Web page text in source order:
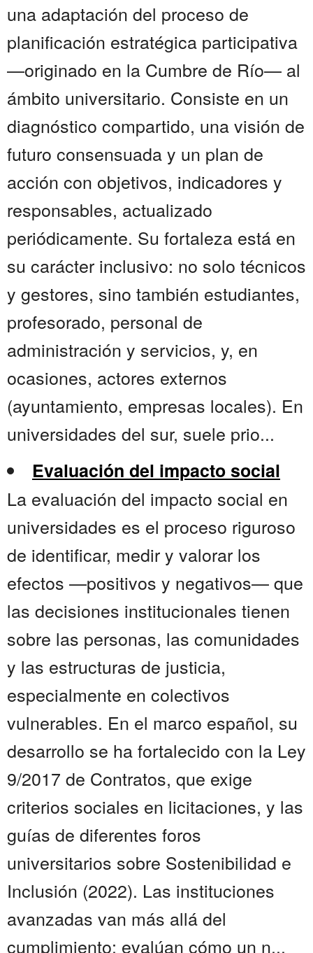
una adaptación del proceso de
planificación estratégica participativa
—originado en la Cumbre de Río— al
ámbito universitario. Consiste en un
diagnóstico compartido, una visión de
futuro consensuada y un plan de
acción con objetivos, indicadores y
responsables, actualizado
periódicamente. Su fortaleza está en
su carácter inclusivo: no solo técnicos
y gestores, sino también estudiantes,
profesorado, personal de
administración y servicios, y, en
ocasiones, actores externos
(ayuntamiento, empresas locales). En
universidades del sur, suele prio...
Evaluación del impacto social
La evaluación del impacto social en
universidades es el proceso riguroso
de identificar, medir y valorar los
efectos —positivos y negativos— que
las decisiones institucionales tienen
sobre las personas, las comunidades
y las estructuras de justicia,
especialmente en colectivos
vulnerables. En el marco español, su
desarrollo se ha fortalecido con la Ley
9/2017 de Contratos, que exige
criterios sociales en licitaciones, y las
guías de diferentes foros
universitarios sobre Sostenibilidad e
Inclusión (2022). Las instituciones
avanzadas van más allá del
cumplimiento: evalúan cómo un n...